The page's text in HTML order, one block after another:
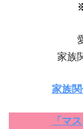
家族
家族
「マ